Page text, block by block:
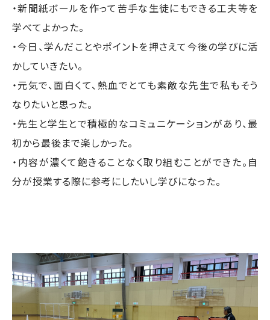
・新聞紙ボールを作って苦手な生徒にもできる工夫等を
学べてよかった。
・今日、学んだことやポイントを押さえて今後の学びに活
かしていきたい。
・元気で、面白くて、熱血でとても素敵な先生で私もそう
なりたいと思った。
・先生と学生とで積極的なコミュニケーションがあり、最
初から最後まで楽しかった。
・内容が濃くて飽きることなく取り組むことができた。自
分が授業する際に参考にしたいし学びになった。